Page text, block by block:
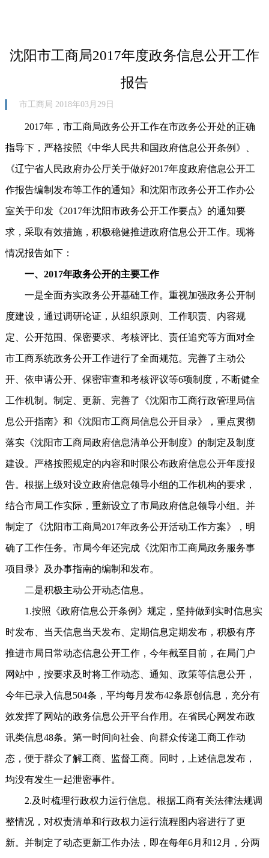
沈阳市工商局2017年度政务信息公开工作
报告
市工商局 2018年03月29日
2017年，市工商局政务公开工作在市政务公开处的正确
指导下，严格按照《中华人民共和国政府信息公开条例》、
《辽宁省人民政府办公厅关于做好2017年度政府信息公开工
作报告编制发布等工作的通知》和沈阳市政务公开工作办公
室关于印发《2017年沈阳市政务公开工作要点》的通知要
求，采取有效措施，积极稳健推进政府信息公开工作。现将
情况报告如下：
一、2017年政务公开的主要工作
一是全面夯实政务公开基础工作。重视加强政务公开制
度建设，通过调研论证，从组织原则、工作职责、内容规
定、公开范围、保密要求、考核评比、责任追究等方面对全
市工商系统政务公开工作进行了全面规范。完善了主动公
开、依申请公开、保密审查和考核评议等6项制度，不断健全
工作机制。制定、更新、完善了《沈阳市工商行政管理局信
息公开指南》和《沈阳市工商局信息公开目录》，重点贯彻
落实《沈阳市工商局政府信息清单公开制度》的制定及制度
建设。严格按照规定的内容和时限公布政府信息公开年度报
告。根据上级对设立政府信息领导小组的工作机构的要求，
结合市局工作实际，重新设立了市局政府信息领导小组。并
制定了《沈阳市工商局2017年政务公开活动工作方案》，明
确了工作任务。市局今年还完成《沈阳市工商局政务服务事
项目录》及办事指南的编制和发布。
二是积极主动公开动态信息。
1.按照《政府信息公开条例》规定，坚持做到实时信息实
时发布、当天信息当天发布、定期信息定期发布，积极有序
推进市局日常动态信息公开工作，今年截至目前，在局门户
网站中，按要求及时将工作动态、通知、政策等信息公开，
今年已录入信息504条，平均每月发布42条原创信息，充分有
效发挥了网站的政务信息公开平台作用。在省民心网发布政
讯类信息48条。第一时间向社会、向群众传递工商工作动
态，便于群众了解工商、监督工商。同时，上述信息发布，
均没有发生一起泄密事件。
2.及时梳理行政权力运行信息。根据工商有关法律法规调
整情况，对权责清单和行政权力运行流程图内容进行了更
新。并制定了动态更新工作办法，即在每年6月和12月，分两